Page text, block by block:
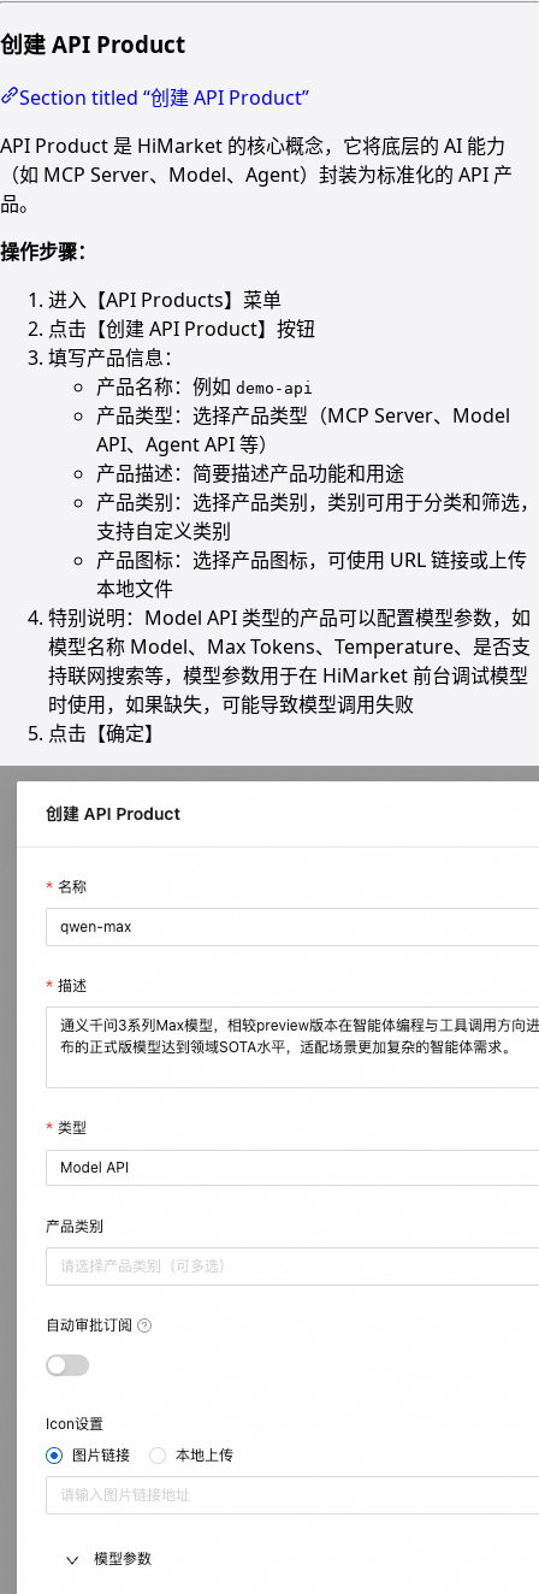
创建 API Product
Section titled “创建 API Product”
API Product 是 HiMarket 的核心概念，它将底层的 AI 能力
（如 MCP Server、Model、Agent）封装为标准化的 API 产
品。
操作步骤：
进入【API Products】菜单
点击【创建 API Product】按钮
填写产品信息：
产品名称：例如 demo-api
产品类型：选择产品类型（MCP Server、Model
API、Agent API 等）
产品描述：简要描述产品功能和用途
产品类别：选择产品类别，类别可用于分类和筛选，
支持自定义类别
产品图标：选择产品图标，可使用 URL 链接或上传
本地文件
特别说明：Model API 类型的产品可以配置模型参数，如
模型名称 Model、Max Tokens、Temperature、是否支
持联网搜索等，模型参数用于在 HiMarket 前台调试模型
时使用，如果缺失，可能导致模型调用失败
点击【确定】